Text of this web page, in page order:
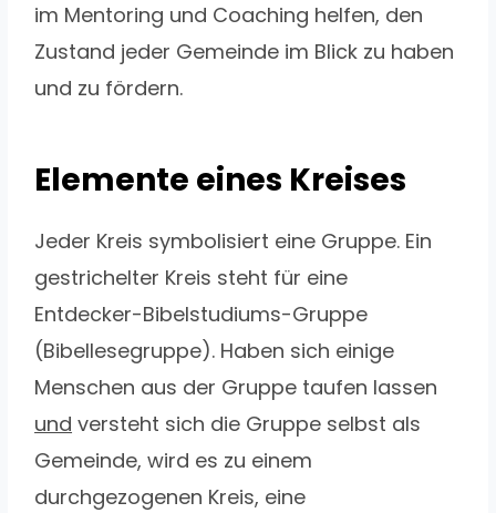
im Mentoring und Coaching helfen, den
Zustand jeder Gemeinde im Blick zu haben
und zu fördern.
Elemente eines Kreises
Jeder Kreis symbolisiert eine Gruppe. Ein
gestrichelter Kreis steht für eine
Entdecker-Bibelstudiums-Gruppe
(Bibellesegruppe). Haben sich einige
Menschen aus der Gruppe taufen lassen
und versteht sich die Gruppe selbst als
Gemeinde, wird es zu einem
durchgezogenen Kreis, eine